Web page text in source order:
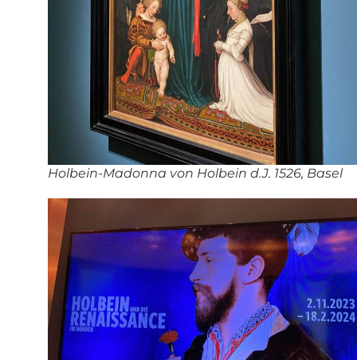
Holbein-Madonna von Holbein d.J. 1526, Basel